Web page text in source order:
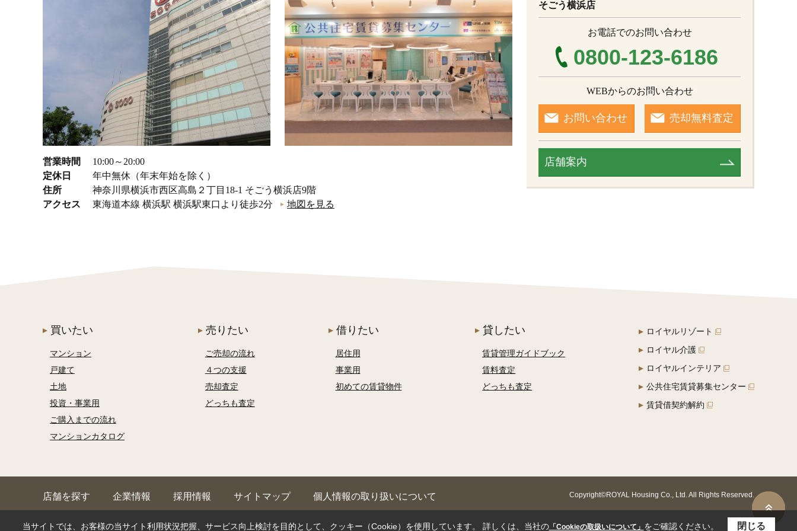
営業時間
10:00～20:00
定休日
年中無休（年末年始を除く）
住所
神奈川県横浜市西区高島２丁目18-1 そごう横浜店9階
アクセス
東海道本線 横浜駅 横浜駅東口より徒歩2分 地図を見る
そごう横浜店
お電話でのお問い合わせ
0800-123-6186
WEBからのお問い合わせ
お問い合わせ 売却無料査定
店舗案内
買いたい
マンション
戸建て
土地
投資・事業用
ご購入までの流れ
マンションカタログ
売りたい
ご売却の流れ
４つの支援
売却査定
どっちも査定
借りたい
居住用
事業用
初めての賃貸物件
貸したい
賃貸管理ガイドブック
賃料査定
どっちも査定
ロイヤルリゾート
ロイヤル介護
ロイヤルインテリア
公共住宅賃貸募集センター
賃貸借契約解約
店舗を探す 企業情報 採用情報 サイトマップ 個人情報の取り扱いについて Copyright©ROYAL Housing Co., Ltd. All Rights Reserved.
当サイトでは、お客様の当サイト利用状況把握、サービス向上検討を目的として、クッキー（Cookie）を使用しています。 詳しくは、当社の「Cookieの取扱いについて」 をご確認ください。 閉じる